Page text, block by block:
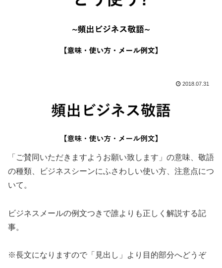
2018.07.31
「ご賛同いただきますようお願い致します」の意味、敬語
の種類、ビジネスシーンにふさわしい使い方、注意点につ
いて。
ビジネスメールの例文つきで誰よりも正しく解説する記
事。
※長文になりますので「見出し」より目的部分へどうぞ